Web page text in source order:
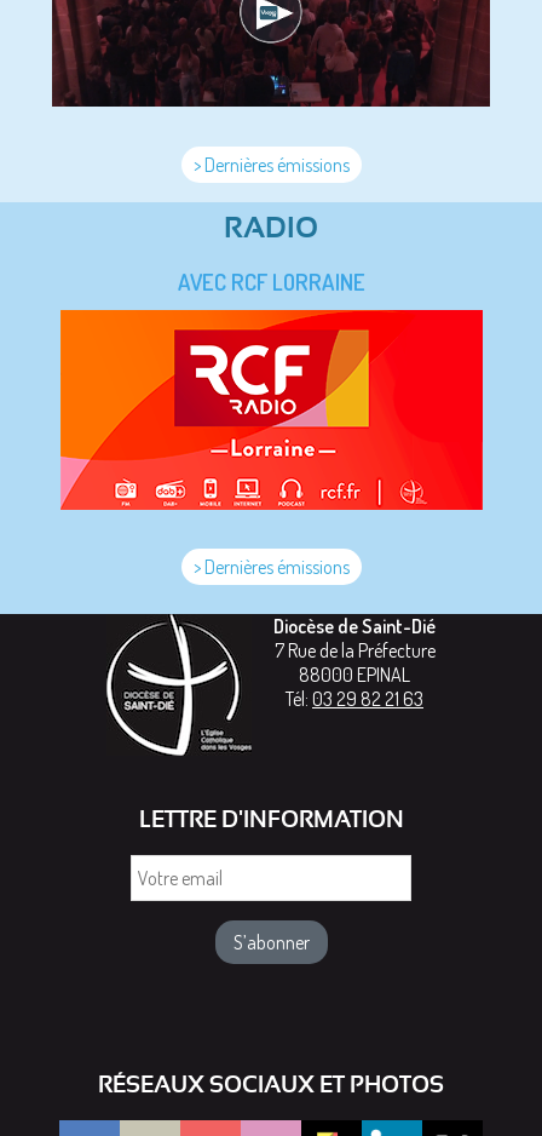
> Dernières émissions
RADIO
AVEC RCF LORRAINE
> Dernières émissions
Diocèse de Saint-Dié
7 Rue de la Préfecture
88000 EPINAL
Tél: 03 29 82 21 63
LETTRE D'INFORMATION
RÉSEAUX SOCIAUX ET PHOTOS